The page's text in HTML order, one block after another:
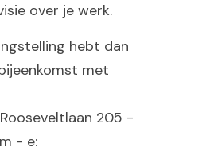
over je werk.
hebt dan
met
205 -
- e: